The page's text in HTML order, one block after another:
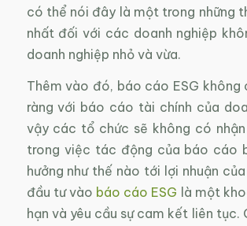
có thể nói đây là một trong những
nhất đối với các doanh nghiệp
doanh nghiệp nhỏ và vừa.
Thêm vào đó, báo cáo ESG không
ràng với báo cáo tài chính của
vậy các tổ chức sẽ không có
trong việc tác động của báo cáo
hưởng như thế nào tới lợi nhuận
đầu tư vào báo cáo ESG là một
hạn và yêu cầu sự cam kết liên tục.